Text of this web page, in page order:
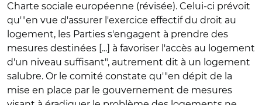
Charte sociale européenne (révisée). Celui-ci prévoit
qu'"en vue d'assurer l'exercice effectif du droit au
logement, les Parties s'engagent à prendre des
mesures destinées [...] à favoriser l'accès au logement
d'un niveau suffisant", autrement dit à un logement
salubre. Or le comité constate qu'"en dépit de la
mise en place par le gouvernement de mesures